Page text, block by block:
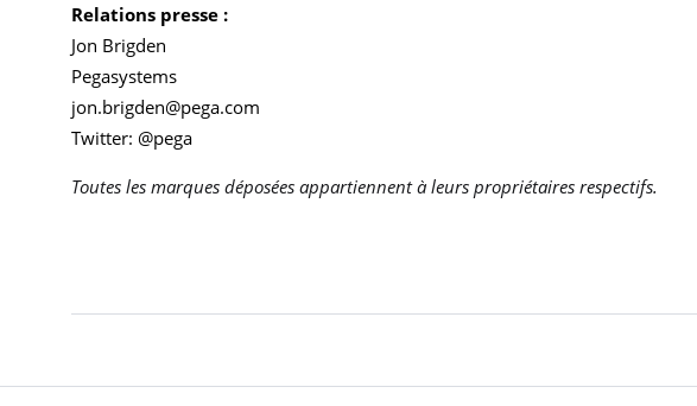
Relations presse :
Jon Brigden
Pegasystems
jon.brigden@pega.com
Twitter: @pega
Toutes les marques déposées appartiennent à leurs propriétaires respectifs.